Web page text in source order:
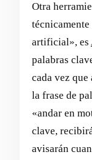
Otra
artificial», es
palabras
cada vez
la frase de
«andar en
clave,
avisarán